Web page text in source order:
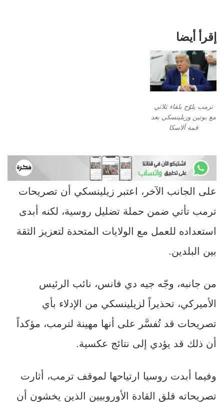
إقرأ أيضا
ترمب يلوّح بلقاء ثلاثي
مع بوتين وزيلينسكي بعد
قمة ألاسكا
على الجانب الآخر، اعتبر زيلينسكي أن تصريحات
ترمب تأتي ضمن حملة تضليل روسية، لكنه أبدى
استعداده للعمل مع الولايات المتحدة لتعزيز الثقة
بين البلدين.
من جانبه، وجّه جيه دي فانس، نائب الرئيس
الأميركي، تحذيراً لزيلينسكي من الإدلاء بأي
تصريحات قد تُفسَّر على أنها مهينة لترمب، مؤكداً
أن ذلك قد يؤدي إلى نتائج عكسية.
وفيما أبدت روسيا ارتياحها لموقف ترمب، أثارت
تصريحاته قلق القادة الأوروبيين الذين يخشون أن